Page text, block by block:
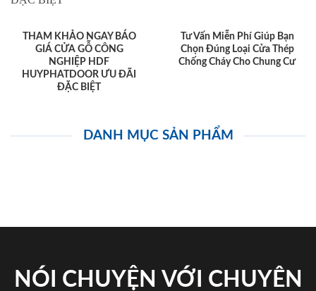
THAM KHẢO NGAY BÁO
GIÁ CỬA GỖ CÔNG
NGHIỆP HDF
HUYPHATDOOR ƯU ĐÃI
ĐẶC BIỆT
Tư Vấn Miễn Phí Giúp Bạn
Chọn Đúng Loại Cửa Thép
Chống Cháy Cho Chung Cư
DANH MỤC SẢN PHẨM
NÓI CHUYỆN VỚI CHUYÊN